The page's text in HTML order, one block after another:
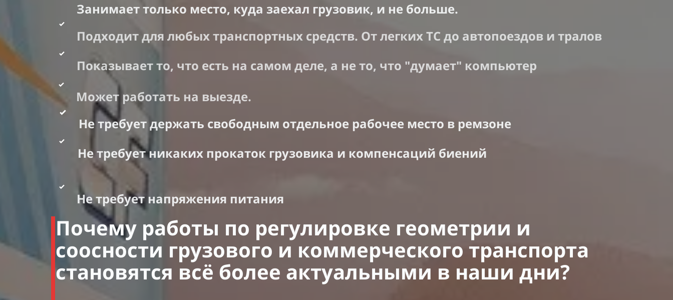
Занимает только место, куда заехал грузовик, и не больше.
Подходит для любых транспортных средств. От легких ТС до автопоездов и тралов
Показывает то, что есть на самом деле, а не то, что "думает" компьютер
Может работать на выезде.
Не требует держать свободным отдельное рабочее место в ремзоне
Не требует никаких прокаток грузовика и компенсаций биений
Не требует напряжения питания
Почему работы по регулировке геометрии и
соосности грузового и коммерческого транспорта
становятся всё более актуальными в наши дни?